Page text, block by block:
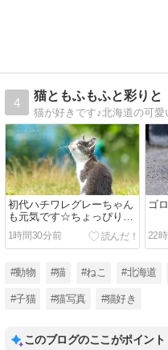
4
猫ともふもふと彩りと
猫が好きです♪北海道の可
初代ハチワレグレーちゃん
も元気です☆ちょっぴり大
人になりました☆
1時間30分前
ゴ
22
#動物 #猫 #ねこ #北海道
#子猫 #猫写真 #猫好き
このブログのここがポイント